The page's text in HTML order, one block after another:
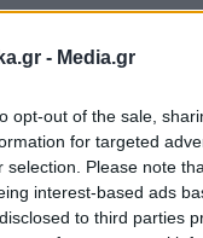
- Media.gr
opt-out of the sale,
for targeted
selection. Please note
interest-based ads
to third parties